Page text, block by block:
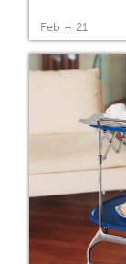
Feb + 21